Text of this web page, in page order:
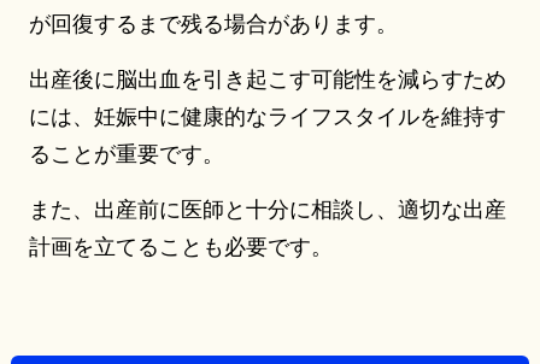
が回復するまで残る場合があります。
出産後に脳出血を引き起こす可能性を減らすため
には、妊娠中に健康的なライフスタイルを維持す
ることが重要です。
また、出産前に医師と十分に相談し、適切な出産
計画を立てることも必要です。